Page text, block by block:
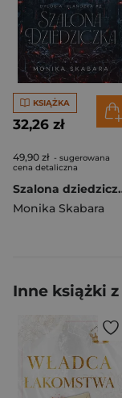
KSIĄŻKA
32,26 zł
49,90 zł - sugerowana
cena detaliczna
Szalona
Monika Skabara
Inne książki